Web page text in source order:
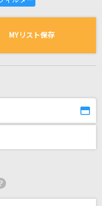
曲の一覧
MYリスト保存